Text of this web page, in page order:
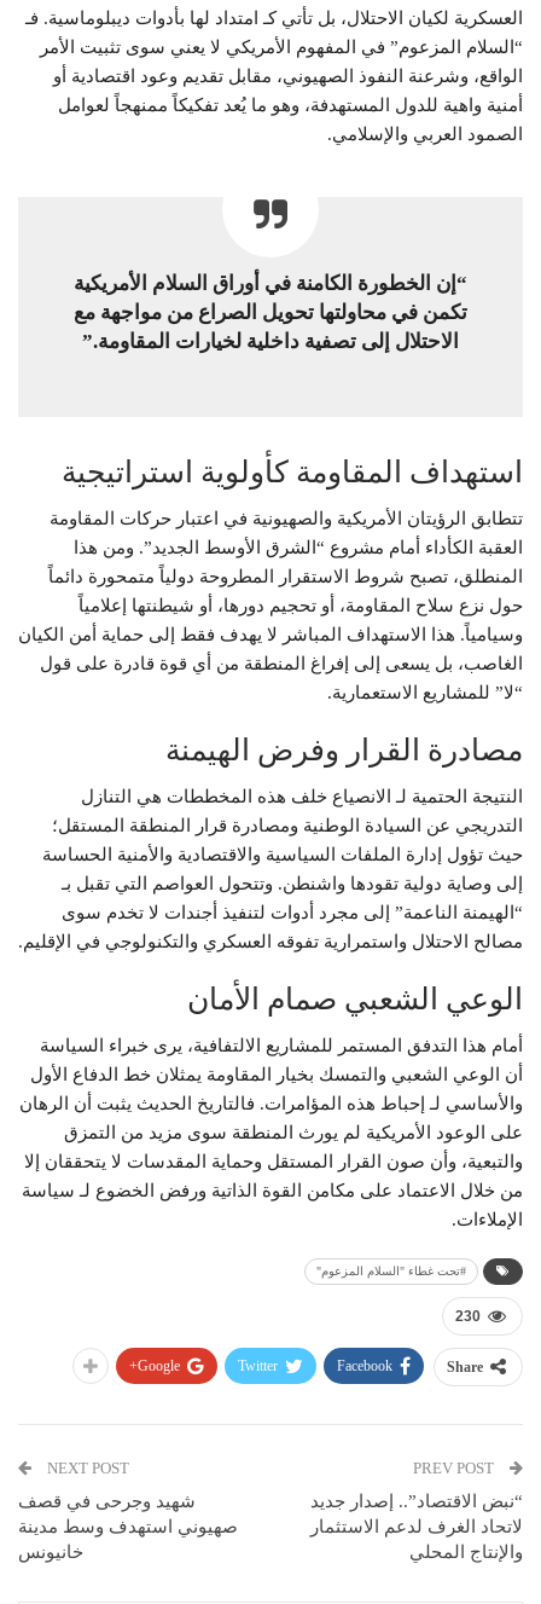
العسكرية لكيان الاحتلال، بل تأتي كـ امتداد لها بأدوات ديبلوماسية. فـ
“السلام المزعوم” في المفهوم الأمريكي لا يعني سوى تثبيت الأمر
الواقع، وشرعنة النفوذ الصهيوني، مقابل تقديم وعود اقتصادية أو
أمنية واهية للدول المستهدفة، وهو ما يُعد تفكيكاً ممنهجاً لعوامل
الصمود العربي والإسلامي.
“إن الخطورة الكامنة في أوراق السلام الأمريكية
تكمن في محاولتها تحويل الصراع من مواجهة مع
الاحتلال إلى تصفية داخلية لخيارات المقاومة.”
استهداف المقاومة كأولوية استراتيجية
تتطابق الرؤيتان الأمريكية والصهيونية في اعتبار حركات المقاومة
العقبة الكأداء أمام مشروع “الشرق الأوسط الجديد”. ومن هذا
المنطلق، تصبح شروط الاستقرار المطروحة دولياً متمحورة دائماً
حول نزع سلاح المقاومة، أو تحجيم دورها، أو شيطنتها إعلامياً
وسيامياً. هذا الاستهداف المباشر لا يهدف فقط إلى حماية أمن الكيان
الغاصب، بل يسعى إلى إفراغ المنطقة من أي قوة قادرة على قول
“لا” للمشاريع الاستعمارية.
مصادرة القرار وفرض الهيمنة
النتيجة الحتمية لـ الانصياع خلف هذه المخططات هي التنازل
التدريجي عن السيادة الوطنية ومصادرة قرار المنطقة المستقل؛
حيث تؤول إدارة الملفات السياسية والاقتصادية والأمنية الحساسة
إلى وصاية دولية تقودها واشنطن. وتتحول العواصم التي تقبل بـ
“الهيمنة الناعمة” إلى مجرد أدوات لتنفيذ أجندات لا تخدم سوى
مصالح الاحتلال واستمرارية تفوقه العسكري والتكنولوجي في الإقليم.
الوعي الشعبي صمام الأمان
أمام هذا التدفق المستمر للمشاريع الالتفافية، يرى خبراء السياسة
أن الوعي الشعبي والتمسك بخيار المقاومة يمثلان خط الدفاع الأول
والأساسي لـ إحباط هذه المؤامرات. فالتاريخ الحديث يثبت أن الرهان
على الوعود الأمريكية لم يورث المنطقة سوى مزيد من التمزق
والتبعية، وأن صون القرار المستقل وحماية المقدسات لا يتحققان إلا
من خلال الاعتماد على مكامن القوة الذاتية ورفض الخضوع لـ سياسة
الإملاءات.
#تحت غطاء "السلام المزعوم"
230
Share
Facebook
Twitter
Google+
“نبض الاقتصاد”.. إصدار جديد
لاتحاد الغرف لدعم الاستثمار
والإنتاج المحلي
NEXT POST
شهيد وجرحى في قصف
صهيوني استهدف وسط مدينة
خانيونس